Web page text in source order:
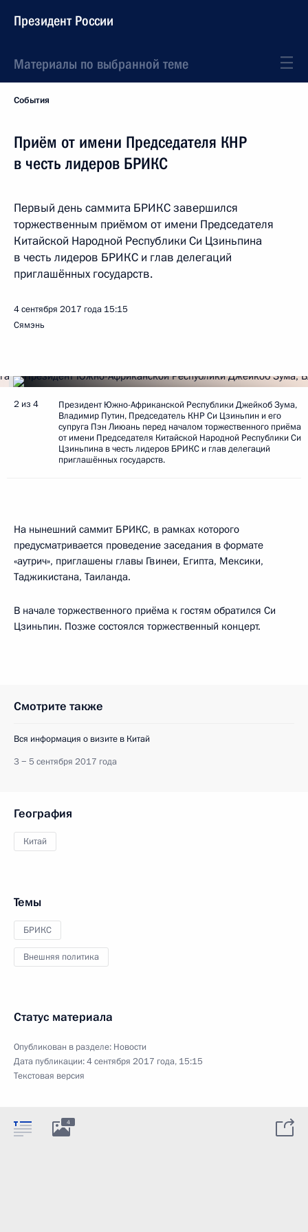
Президент России
Материалы по выбранной теме
События
Приём от имени Председателя КНР
в честь лидеров БРИКС
Первый день саммита БРИКС завершился
торжественным приёмом от имени Председателя
Китайской Народной Республики Си Цзиньпина
в честь лидеров БРИКС и глав делегаций
приглашённых государств.
4 сентября 2017 года 15:15
Сямэнь
2 из 4
Президент Южно-Африканской Республики Джейкоб Зума,
Владимир Путин, Председатель КНР Си Цзиньпин и его
супруга Пэн Лиюань перед началом торжественного приёма
от имени Председателя Китайской Народной Республики Си
Цзиньпина в честь лидеров БРИКС и глав делегаций
приглашённых государств.
На нынешний саммит БРИКС, в рамках которого
предусматривается проведение заседания в формате
«аутрич», приглашены главы Гвинеи, Египта, Мексики,
Таджикистана, Таиланда.
В начале торжественного приёма к гостям обратился Си
Цзиньпин. Позже состоялся торжественный концерт.
Смотрите также
Вся информация о визите в Китай
3 − 5 сентября 2017 года
География
Китай
Темы
БРИКС
Внешняя политика
Статус материала
Опубликован в разделе: Новости
Дата публикации:4 сентября 2017 года, 15:15
Текстовая версия
4